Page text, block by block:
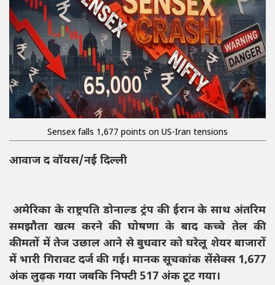
Sensex falls 1,677 points on US-Iran tensions
आवाज द वॉयस/नई दिल्ली
अमेरिका के राष्ट्रपति डोनाल्ड ट्रंप की ईरान के साथ अंतरिम
समझौता खत्म करने की घोषणा के बाद कच्चे तेल की
कीमतों में तेज उछाल आने से बुधवार को घरेलू शेयर बाजारों
में भारी गिरावट दर्ज की गई। मानक सूचकांक सेंसेक्स 1,677
अंक लुढ़क गया जबकि निफ्टी 517 अंक टूट गया।